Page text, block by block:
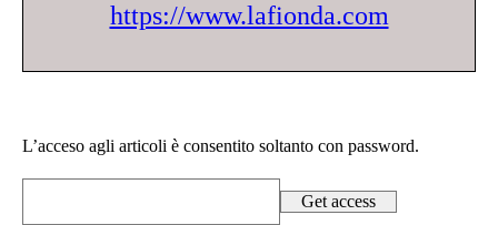
https://www.lafionda.com
L’acceso agli articoli è consentito soltanto con password.